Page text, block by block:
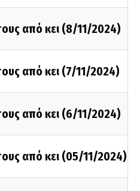
από κει (8/11/2024)
από κει (7/11/2024)
από κει (6/11/2024)
από κει (05/11/2024)